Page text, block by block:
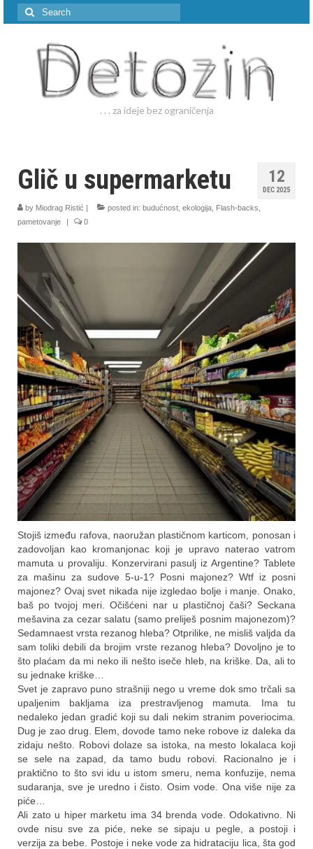
Search
for:
. . . za ideje bez ograničenja
12
DEC 2025
Glič u supermarketu
by Miodrag Ristić | posted in: budućnost ekologija Flash-backs
pametovanje
| 0
Stojiš između rafova, naoružan plastičnom karticom, ponosan i
zadovoljan kao kromanjonac koji je upravo naterao vatrom
mamuta u provaliju. Konzervirani pasulj iz Argentine? Tablete
za mašinu za sudove 5-u-1? Posni majonez? Wtf iz posni
majonez? Ovaj svet nikada nije izgledao bolje i manje. Onako,
baš po tvojoj meri. Očišćeni nar u plastičnoj čaši? Seckana
mešavina za cezar salatu (samo preliješ posnim majonezom)?
Sedamnaest vrsta rezanog hleba? Otprilike, ne misliš valjda da
sam toliki debili da brojim vrste rezanog hleba? Dovoljno je to
što plaćam da mi neko ili nešto iseče hleb, na kriške. Da, ali to
su jednake kriške…
Svet je zapravo puno strašniji nego u vreme dok smo trčali sa
upaljenim bakljama iza prestravljenog mamuta. Ima tu
nedaleko jedan gradić koji su dali nekim stranim poveriocima.
Dug je zao drug. Elem, dovode tamo neke robove iz daleka da
zidaju nešto. Robovi dolaze sa istoka, na mesto lokalaca koji
se sele na zapad, da tamo budu robovi. Racionalno je i
praktično to što svi idu u istom smeru, nema konfuzije, nema
sudaranja, sve je uredno i čisto. Osim vode. Ona više nije za
piće…
Ali zato u hiper marketu ima 34 brenda vode. Odokativno. Ni
ovde nisu sve za piće, neke se sipaju u pegle, a postoji i
verzija za bebe. Postoje i neke vode za hidrataciju lica, šta god